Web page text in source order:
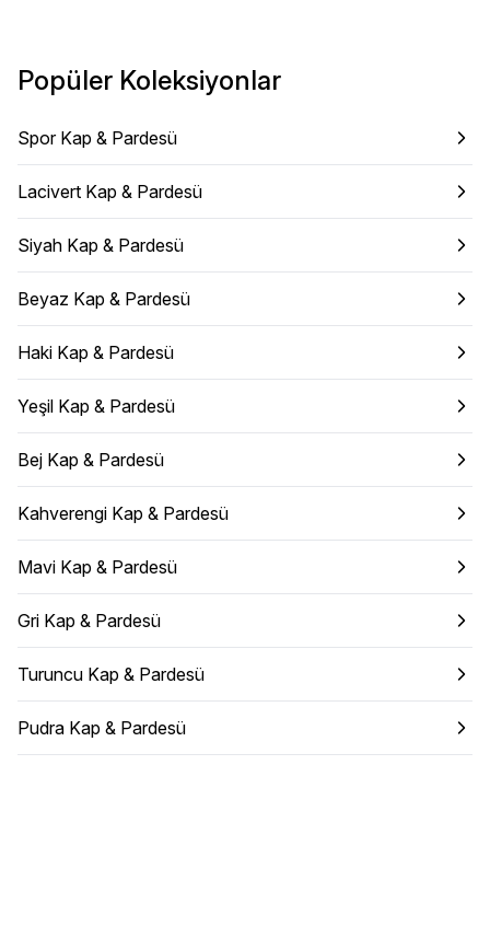
Popüler Koleksiyonlar
Spor Kap & Pardesü
Lacivert Kap & Pardesü
Siyah Kap & Pardesü
Beyaz Kap & Pardesü
Haki Kap & Pardesü
Yeşil Kap & Pardesü
Bej Kap & Pardesü
Kahverengi Kap & Pardesü
Mavi Kap & Pardesü
Gri Kap & Pardesü
Turuncu Kap & Pardesü
Pudra Kap & Pardesü